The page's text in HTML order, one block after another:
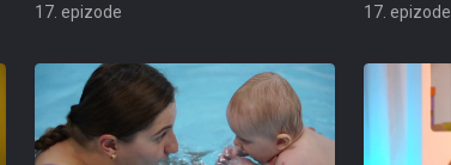
17. epizode 17. epizode